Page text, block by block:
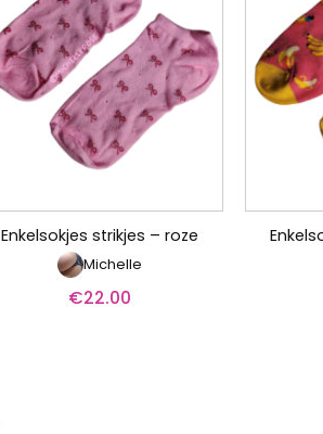
Enkelsokjes strikjes – roze
Michelle
€22.00